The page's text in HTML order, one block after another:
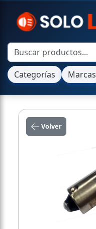
Categorías Marcas
Volver